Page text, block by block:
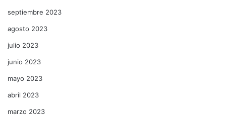
septiembre 2023
agosto 2023
julio 2023
junio 2023
mayo 2023
abril 2023
marzo 2023